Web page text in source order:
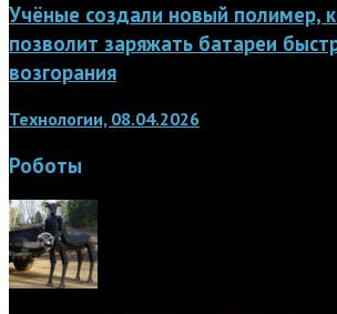
Учёные создали новый полимер,
позволит заряжать батареи
возгорания
Технологии, 08.04.2026
Роботы